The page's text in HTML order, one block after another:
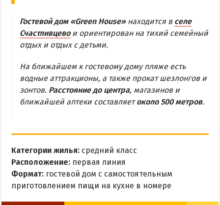
Карта Генгорки
ПРИОЗЕРНОЕ
СЧАСТЛИВЦЕВО
Обзор Счастливцево
Все базы отдыха в Счастливцево
СТРЕЛКОВОЕ
Обзор Стрелкового
Гостевой дом «Green House»находится в селе
Счастливцевои ориентирован на тихий семейный
отдых и отдых с детьми.
На ближайшем к гостевому дому пляже есть
водные аттракционы, а также прокат шезлонгов и
зонтов. Расстояние до центра, магазинов и
ближайшей аптеки составляетоколо 500 метров.
Категории жилья: средний класс
Расположение: первая линия
Формат: гостевой дом с самостоятельным
приготовлением пищи на кухне в номере